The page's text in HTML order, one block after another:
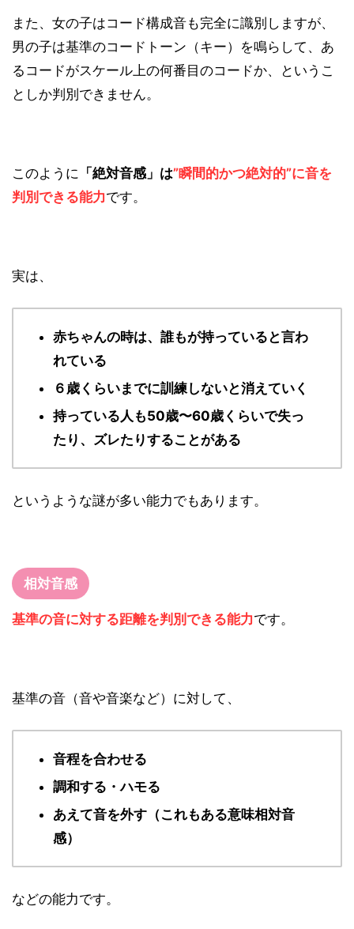
また、女の子はコード構成音も完全に識別しますが、
男の子は基準のコードトーン（キー）を鳴らして、あ
るコードがスケール上の何番目のコードか、というこ
としか判別できません。
このように 「絶対音感」は”瞬間的かつ絶対的”に音を
判別できる能力です。
実は、
赤ちゃんの時は、誰もが持っていると言わ
れている
６歳くらいまでに訓練しないと消えていく
持っている人も50歳〜60歳くらいで失っ
たり、ズレたりすることがある
というような謎が多い能力でもあります。
相対音感
基準の音に対する距離を判別できる能力です。
基準の音（音や音楽など）に対して、
音程を合わせる
調和する・ハモる
あえて音を外す（これもある意味相対音
感）
などの能力です。